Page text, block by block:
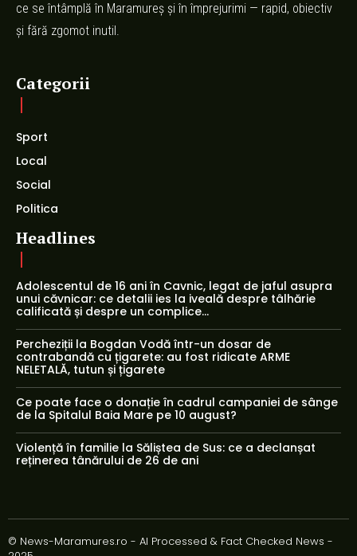
ce se întâmplă în Maramureș și în împrejurimi — rapid, obiectiv
și fără zgomot inutil.
Categorii
Sport
Local
Social
Politica
Headlines
Adolescentul de 16 ani în Cavnic, legat de jaful asupra
unui căvnicar: ce detalii ies la iveală despre tâlhărie
calificată și despre un complice...
Percheziții la Bogdan Vodă într-un dosar de
contrabandă cu țigarete: au fost ridicate ARME
NELETALĂ, tutun și țigarete
Ce poate face o donație în cadrul campaniei de sânge
de la Spitalul Baia Mare pe 10 august?
Violență în familie la Săliștea de Sus: ce a declanșat
reținerea tânărului de 26 de ani
© News-Maramures.ro - AI Processed & Fact Checked News -